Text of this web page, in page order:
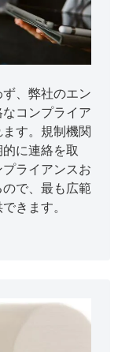
、弊社のエン
コンプライア
す。規制機関
に連絡を取
ライアンスお
で、最も広範
きます。